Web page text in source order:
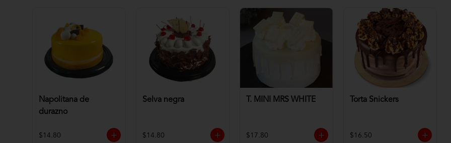
Napolitana de
durazno
$14.80
Selva negra
$14.80
T. MINI MRS WHITE
$17.80
Torta Snickers
$16.50